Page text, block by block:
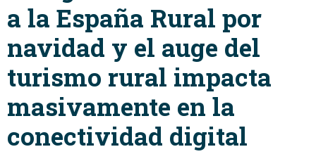
a la España Rural por
navidad y el auge del
turismo rural impacta
masivamente en la
conectividad digital